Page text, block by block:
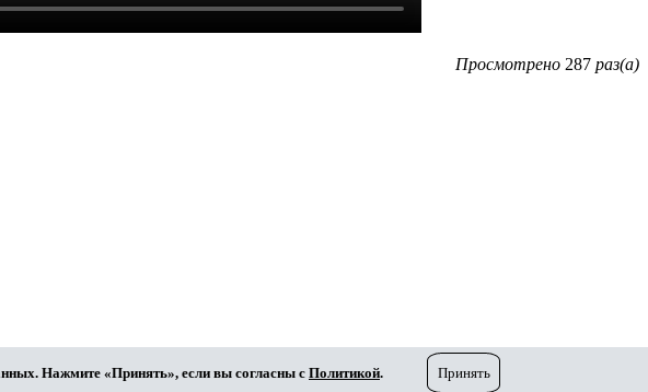
Просмотрено 287 раз(а)
Нажмите «Принять», если вы согласны с Политикой. Принять